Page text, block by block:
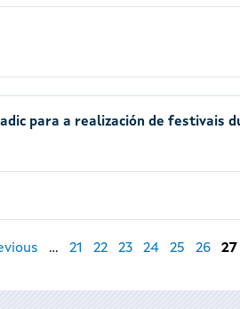
para a realización de festivais
… 21 22 23 24 25 26 27